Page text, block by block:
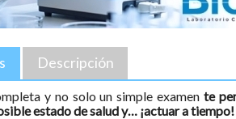
Descripción
y no solo un simple examen te
estado de salud y… ¡actuar a tiempo!